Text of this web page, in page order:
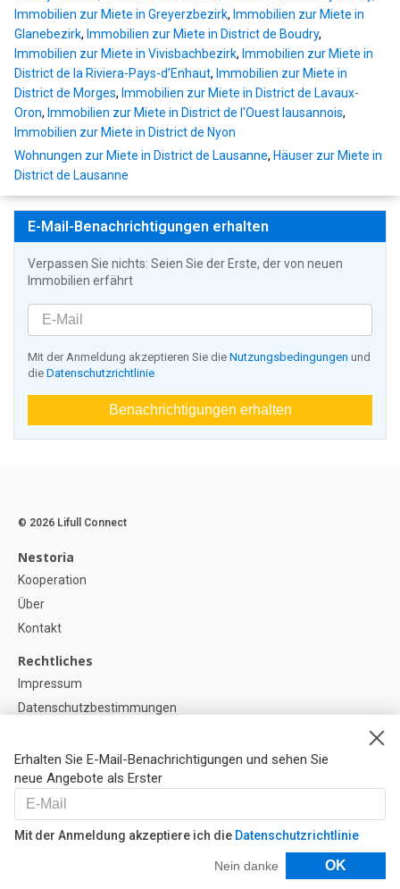
Immobilien zur Miete in Greyerzbezirk, Immobilien zur Miete in
Glanebezirk, Immobilien zur Miete in District de Boudry,
Immobilien zur Miete in Vivisbachbezirk, Immobilien zur Miete in
District de la Riviera-Pays-d’Enhaut, Immobilien zur Miete in
District de Morges, Immobilien zur Miete in District de Lavaux-
Oron, Immobilien zur Miete in District de l'Ouest lausannois,
Immobilien zur Miete in District de Nyon
Wohnungen zur Miete in District de Lausanne, Häuser zur Miete in
District de Lausanne
E-Mail-Benachrichtigungen erhalten
Verpassen Sie nichts: Seien Sie der Erste, der von neuen
Immobilien erfährt
Mit der Anmeldung akzeptieren Sie die Nutzungsbedingungen und
die Datenschutzrichtlinie
Benachrichtigungen erhalten
Erhalten Sie E-Mail-Benachrichtigungen und sehen Sie
neue Angebote als Erster
Mit der Anmeldung akzeptiere ich die Datenschutzrichtlinie
Nein danke OK
Filter
© 2026 Lifull Connect
Nestoria
Kooperation
Über
Kontakt
Rechtliches
Impressum
Datenschutzbestimmungen
Cookie-Einstellunge
Hilfe
FAQ
Unsere Partner